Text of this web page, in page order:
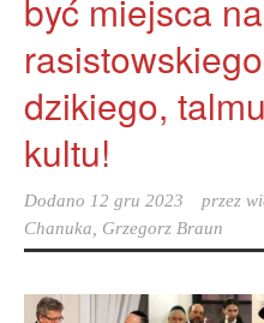
być miejsca
dzikiego,
kultu!
Dodano 12 gru 2023 przez
Chanuka
Grzegorz Braun